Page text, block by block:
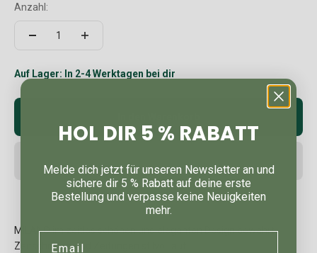
Anzahl:
Auf Lager: In 2-4 Werktagen bei dir
MILANO im zeitlos schönen und eleganten Design bewahrt
Zeitschriften und Zeitungen stilvoll auf.
HOL DIR 5 % RABATT
Melde dich jetzt für unseren Newsletter an und
sichere dir 5 % Rabatt auf deine erste
Bestellung und verpasse keine Neuigkeiten
mehr.